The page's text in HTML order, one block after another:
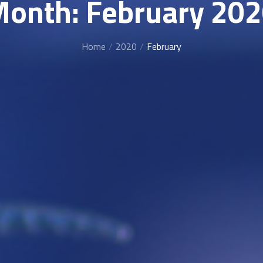
February
Home 2020 February